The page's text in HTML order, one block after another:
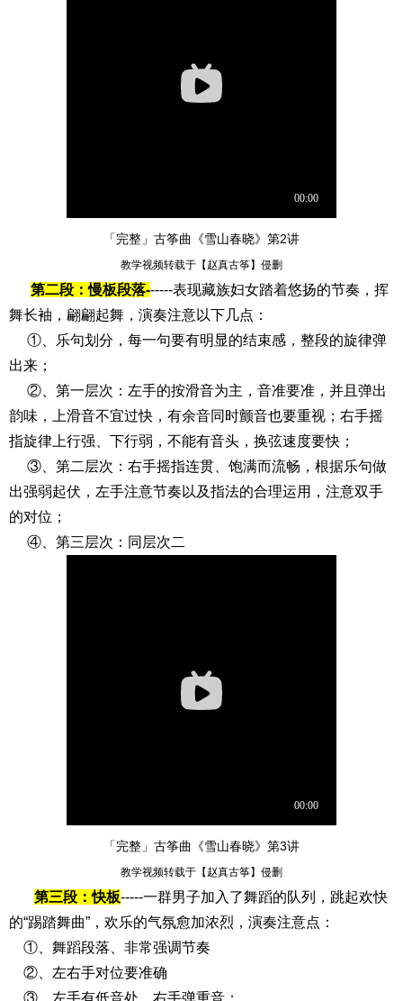
「完整」古筝曲《雪山春晓》第2讲
教学视频转载于【赵真古筝】侵删
第二段：慢板段落------表现藏族妇女踏着悠扬的节奏，挥
舞长袖，翩翩起舞，演奏注意以下几点：
①、乐句划分，每一句要有明显的结束感，整段的旋律弹
出来；
②、第一层次：左手的按滑音为主，音准要准，并且弹出
韵味，上滑音不宜过快，有余音同时颤音也要重视；右手摇
指旋律上行强、下行弱，不能有音头，换弦速度要快；
③、第二层次：右手摇指连贯、饱满而流畅，根据乐句做
出强弱起伏，左手注意节奏以及指法的合理运用，注意双手
的对位；
④、第三层次：同层次二
「完整」古筝曲《雪山春晓》第3讲
教学视频转载于【赵真古筝】侵删
第三段：快板-----一群男子加入了舞蹈的队列，跳起欢快
的“踢踏舞曲”，欢乐的气氛愈加浓烈，演奏注意点：
①、舞蹈段落、非常强调节奏
②、左右手对位要准确
③、左手有低音处，右手弹重音；